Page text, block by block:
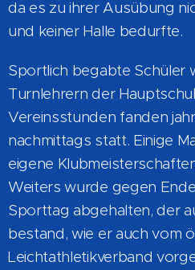
da es zu ihrer Ausübung
und keiner Halle bedurfte.
Sportlich begabte Schüler
Turnlehrern der
Vereinsstunden fanden
nachmittags statt. Einige
eigene
Weiters wurde gegen
Sporttag abgehalten, der
bestand, wie er auch vom
Leichtathletikverband